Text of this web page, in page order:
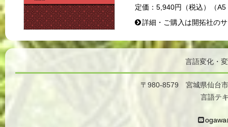
定価： 5,940円（税込）（
詳細・ご購入は開拓社の
言語変化・
〒980-8579 宮城県仙台
言語テ